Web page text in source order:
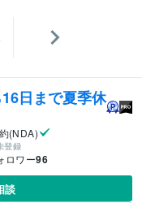
日まで夏季休
(NDA)
登録
ロワー96
談